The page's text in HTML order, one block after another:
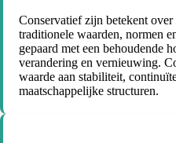
Conservatief zijn betekent over
traditionele waarden, normen
gepaard met een behoudende
verandering en vernieuwing.
waarde aan stabiliteit,
maatschappelijke structuren.